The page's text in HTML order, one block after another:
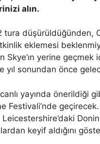
alın.
düşürüldüğünden,
eklemesi
Skye’ın yerine
yıl sonundan önce
yayında önerildiği
Festivali’nde
keyif aldığını